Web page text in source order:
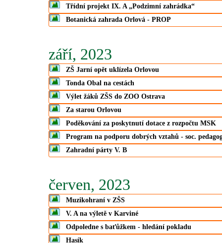
Třídní projekt IX. A „Podzimní zahrádka“
Botanická zahrada Orlová - PROP
září, 2023
ZŠ Jarní opět uklízela Orlovou
Tonda Obal na cestách
Výlet žáků ZŠS do ZOO Ostrava
Za starou Orlovou
Poděkování za poskytnutí dotace z rozpočtu MSK
Program na podporu dobrých vztahů - soc.
Zahradní párty V. B
červen, 2023
Muzikohraní v ZŠS
V. A na výletě v Karviné
Odpoledne s baťůžkem - hledání pokladu
Hasík